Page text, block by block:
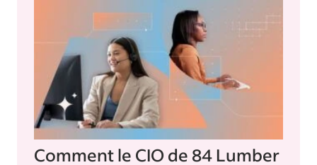
Comment le CIO de 84 Lumber